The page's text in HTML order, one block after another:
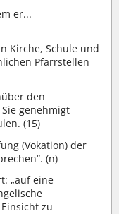
er...
Kirche, Schule und
Pfarrstellen
den
genehmigt
(15)
(Vokation) der
(n)
„auf eine
zu